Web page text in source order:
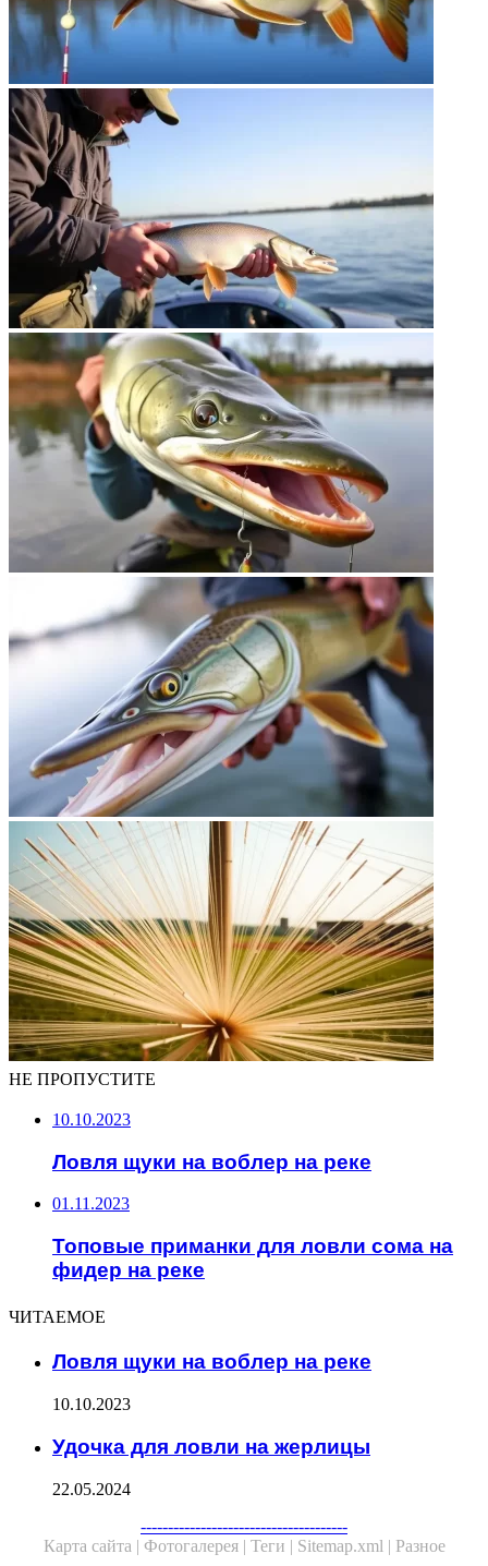
НЕ ПРОПУСТИТЕ
10.10.2023
Ловля щуки на воблер на реке
01.11.2023
Топовые приманки для ловли сома на
фидер на реке
ЧИТАЕМОЕ
Ловля щуки на воблер на реке
10.10.2023
Удочка для ловли на жерлицы
22.05.2024
--------------------------------------
Карта сайта | Фотогалерея | Теги | Sitemap.xml | Разное